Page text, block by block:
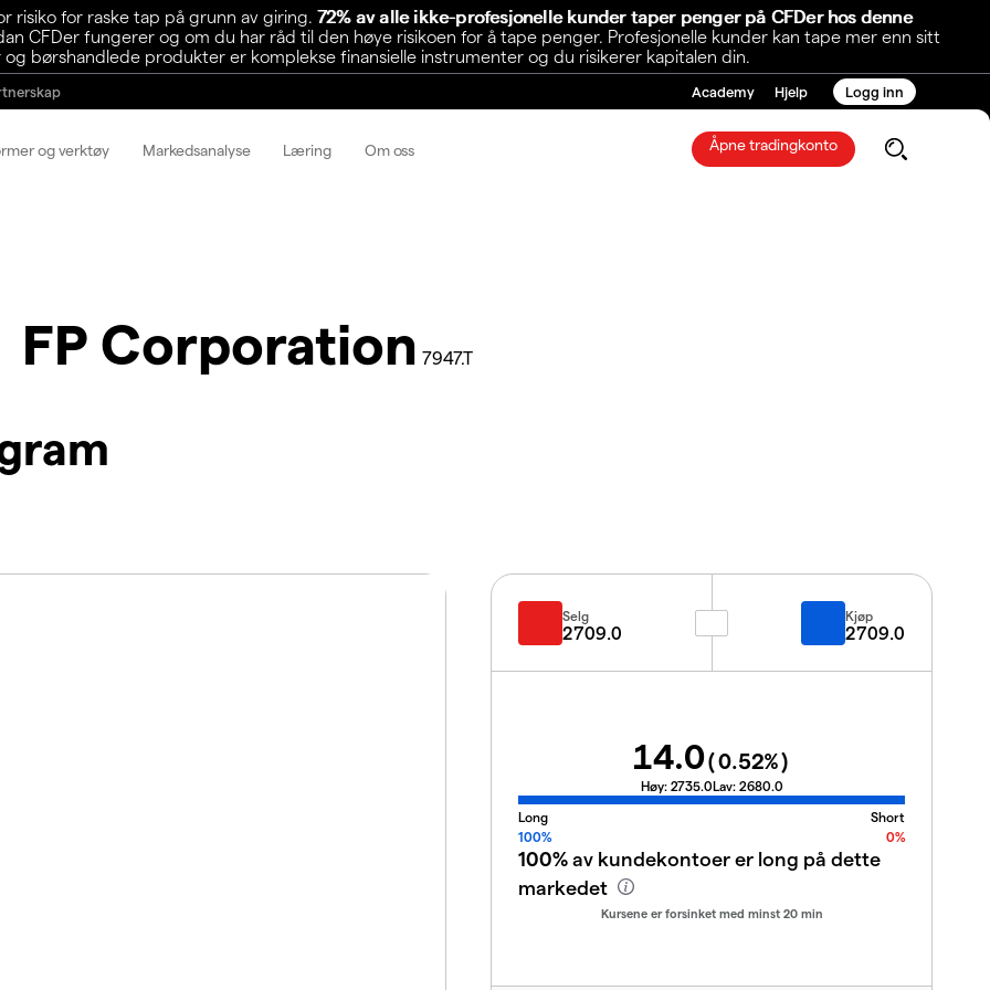
risiko for raske tap på grunn av giring.72% av alle ikke-profesjonelle kunder taper penger på CFDer hos denne
CFDer fungerer og om du har råd til den høye risikoen for å tape penger. Profesjonelle kunder kan tape mer enn sitt
børshandlede produkter er komplekse finansielle instrumenter og du risikerer kapitalen din.
Academy Hjelp Logg inn
og verktøy Markedsanalyse Læring Om oss Åpne tradingkonto
FP Corporation 7947.T
Selg
2709.0
Kjøp
2709.0
14.0(0.52%)
Høy: 2735.0Lav: 2680.0
Long
Short
100%
0%
100%av kundekontoer er long på dette
markedet
Kursene er forsinket med minst 20 min